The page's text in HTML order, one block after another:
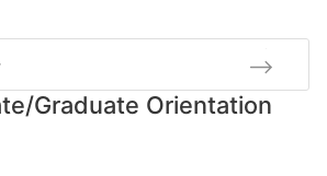
Graduate Orientation